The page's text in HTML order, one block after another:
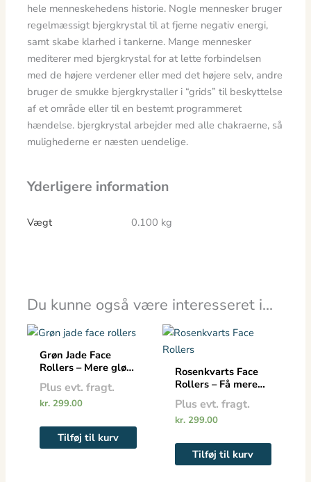
hele menneskehedens historie. Nogle mennesker bruger
regelmæssigt bjergkrystal til at fjerne negativ energi,
samt skabe klarhed i tankerne. Mange mennesker
mediterer med bjergkrystal for at lette forbindelsen
med de højere verdener eller med det højere selv, andre
bruger de smukke bjergkrystaller i “grids” til beskyttelse
af et område eller til en bestemt programmeret
hændelse. bjergkrystal arbejder med alle chakraerne, så
mulighederne er næsten uendelige.
Yderligere information
Vægt 0.100 kg
Du kunne også være interesseret i…
Grøn Jade Face
Rollers – Mere glød
og behandling af
alle akupunktur
punkter
Plus evt. fragt.
kr.299.00
Tilføj til kurv
Rosenkvarts Face
Rollers – Få mere
glød
Plus evt. fragt.
kr.299.00
Tilføj til kurv